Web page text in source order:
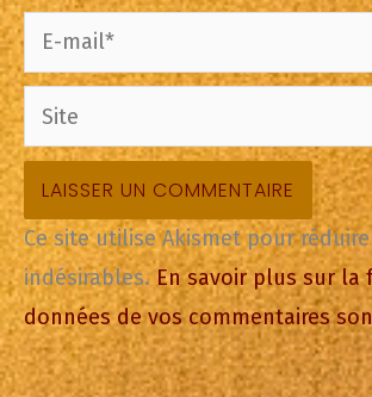
mail*
Site
Ce site utilise Akismet pour
indésirables.En savoir plus sur la
données de vos commentaires